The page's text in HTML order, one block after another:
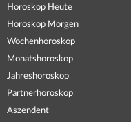
Horoskop Heute
Horoskop Morgen
Wochenhoroskop
Monatshoroskop
Jahreshoroskop
Partnerhoroskop
Aszendent